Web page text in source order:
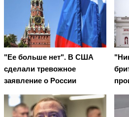
"Ее больше нет". В США
сделали тревожное
заявление о России